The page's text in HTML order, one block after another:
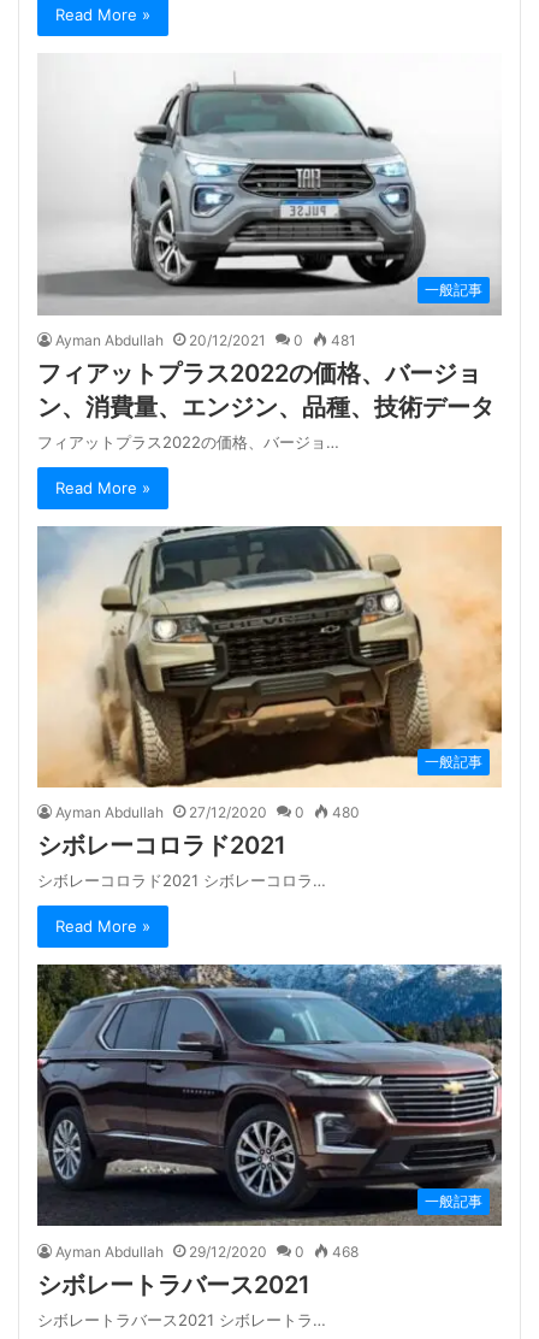
Read More »
一般記事
Ayman Abdullah 20/12/2021 0 481
フィアットプラス2022の価格、バージョ
ン、消費量、エンジン、品種、技術データ
フィアットプラス2022の価格、バージョ…
Read More »
一般記事
Ayman Abdullah 27/12/2020 0 480
シボレーコロラド2021
シボレーコロラド2021 シボレーコロラ…
Read More »
一般記事
Ayman Abdullah 29/12/2020 0 468
シボレートラバース2021
シボレートラバース2021 シボレートラ…